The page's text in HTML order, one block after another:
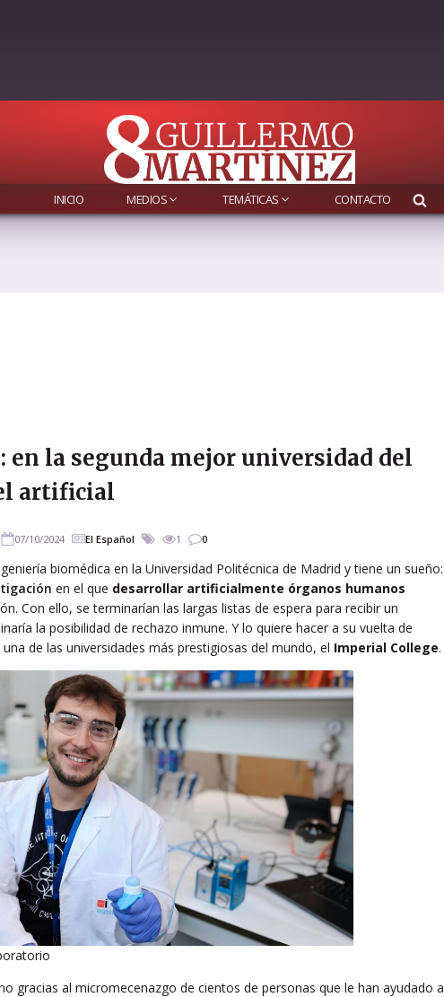
INICIO MEDIOS TEMÁTICAS CONTACTO
en la segunda mejor universidad del
artificial
07/10/2024 El Español 1 0
biomédica en la Universidad Politécnica de Madrid y tiene un sueño:
en el que desarrollar artificialmente órganos humanos
Con ello, se terminarían las largas listas de espera para recibir un
la posibilidad de rechazo inmune. Y lo quiere hacer a su vuelta de
de las universidades más prestigiosas del mundo, el Imperial College.
gracias al micromecenazgo de cientos de personas que le han ayudado a